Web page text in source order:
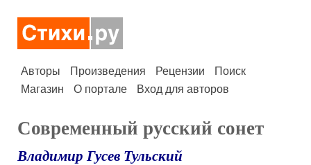
Авторы Произведения Рецензии
Поиск
Магазин
О портале Вход для авторов
Современный русский сонет
Владимир Гусев Тульский